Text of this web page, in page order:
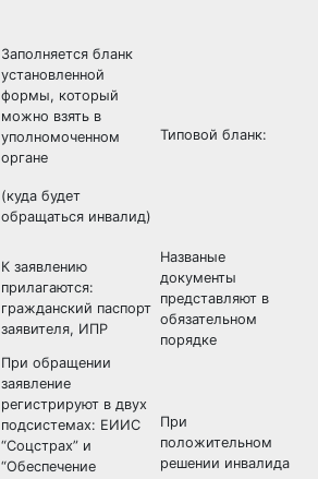
Заполняется бланк
установленной
формы, который
можно взять в
уполномоченном
органе
(куда будет
обращаться инвалид)
Типовой бланк:
К заявлению
прилагаются:
гражданский паспорт
заявителя, ИПР
Названые
документы
представляют в
обязательном
порядке
При обращении
заявление
регистрируют в двух
подсистемах: ЕИИС
“Соцстрах” и
“Обеспечение
При
положительном
решении инвалида